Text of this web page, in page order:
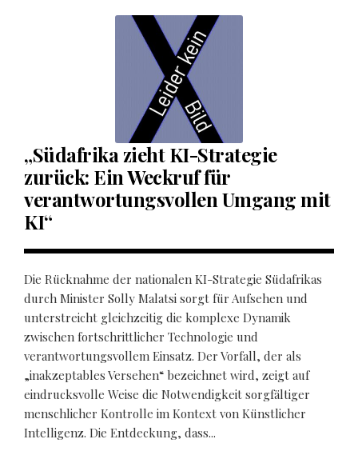
„Südafrika zieht KI-Strategie
zurück: Ein Weckruf für
verantwortungsvollen Umgang mit
KI“
Die Rücknahme der nationalen KI-Strategie Südafrikas
durch Minister Solly Malatsi sorgt für Aufsehen und
unterstreicht gleichzeitig die komplexe Dynamik
zwischen fortschrittlicher Technologie und
verantwortungsvollem Einsatz. Der Vorfall, der als
„inakzeptables Versehen“ bezeichnet wird, zeigt auf
eindrucksvolle Weise die Notwendigkeit sorgfältiger
menschlicher Kontrolle im Kontext von Künstlicher
Intelligenz. Die Entdeckung, dass...